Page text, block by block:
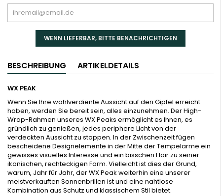
WENN LIEFERBAR, BITTE BENACHRICHTIGEN
BESCHREIBUNG ARTIKELDETAILS
WX PEAK
Wenn Sie Ihre wohlverdiente Aussicht auf den Gipfel erreicht
haben, werden Sie bereit sein, alles einzunehmen. Der High-
Wrap-Rahmen unseres WX Peaks ermöglicht es Ihnen, es
gründlich zu genießen, jedes periphere Licht von der
verdeckten Aussicht zu stoppen. In der Zwischenzeit fügen
bescheidene Designelemente in der Mitte der Tempelarme ein
gewisses visuelles Interesse und ein bisschen Flair zu seiner
ikonischen, rechteckigen Form. Vielleicht ist dies der Grund,
warum, Jahr für Jahr, der WX Peak weiterhin eine unserer
meistverkauften Sonnenbrillen ist und eine nahtlose
Kombination aus Schutz und klassischem Stil bietet.